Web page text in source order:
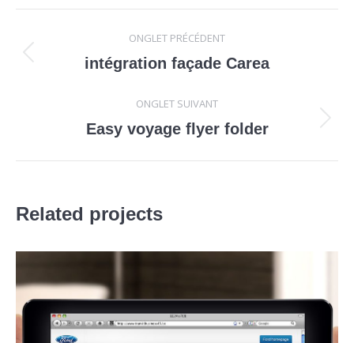
de
commentaire
ONGLET PRÉCÉDENT
Onglet
intégration façade Carea
ONGLET SUIVANT
Projets
Easy voyage flyer folder
Related projects